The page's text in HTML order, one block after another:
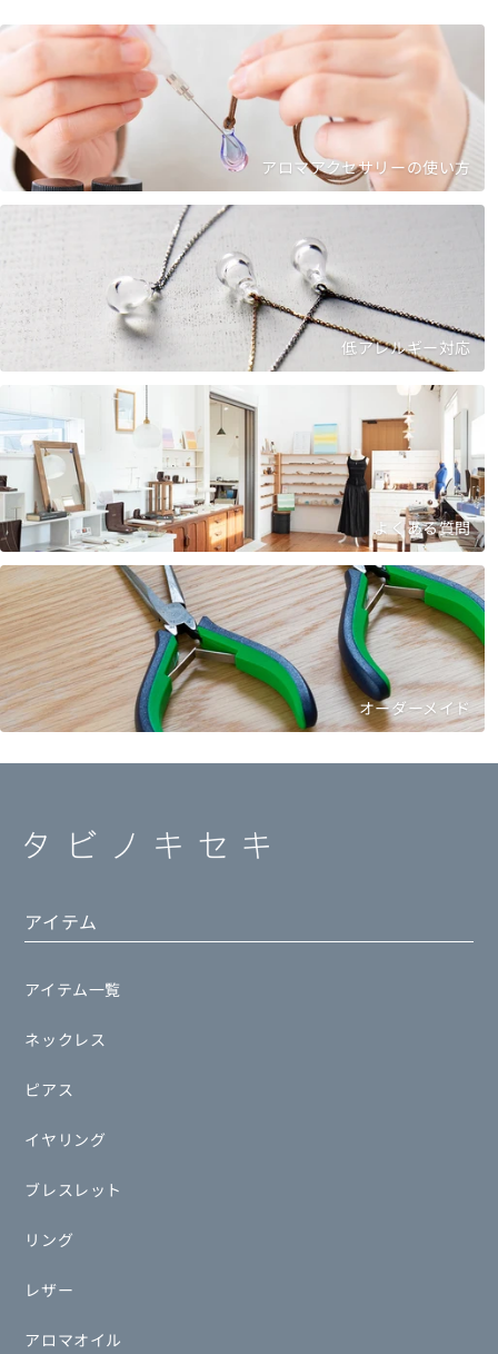
アロマアクセサリーの使い方
低アレルギー対応
よくある質問
オーダーメイド
アイテム
アイテム一覧
ネックレス
ピアス
イヤリング
ブレスレット
リング
レザー
アロマオイル